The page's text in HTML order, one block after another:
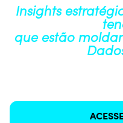
Insights
que estão